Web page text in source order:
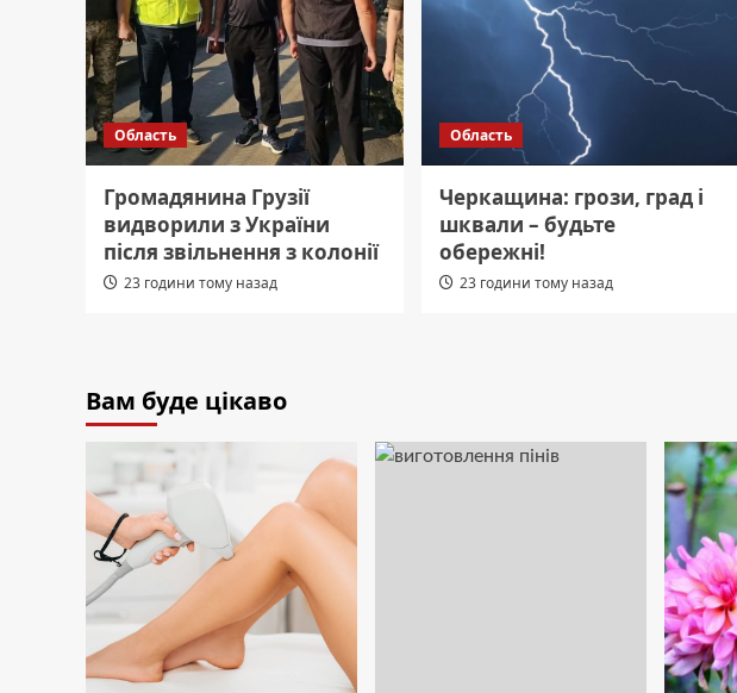
Область
Громадянина Грузії
видворили з України
після звільнення з колонії
23 години тому назад
Область
Черкащина: грози, град і
шквали – будьте
обережні!
23 години тому назад
Вам буде цікаво